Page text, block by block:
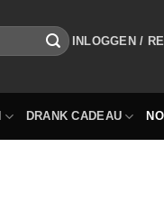
INLOGGEN /
DRANK CADEAU